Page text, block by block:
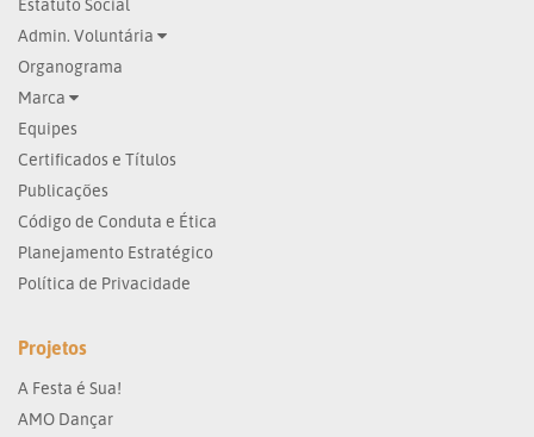
Estatuto Social
Admin. Voluntária
Organograma
Marca
Equipes
Certificados e Títulos
Publicações
Código de Conduta e Ética
Planejamento Estratégico
Política de Privacidade
Projetos
A Festa é Sua!
AMO Dançar